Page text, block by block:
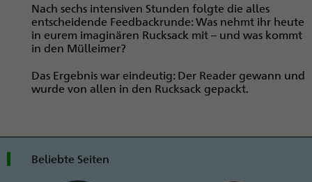
Nach sechs intensiven Stunden folgte die alles
entscheidende Feedbackrunde: Was nehmt ihr heute
in eurem imaginären Rucksack mit – und was kommt
in den Mülleimer?
Das Ergebnis war eindeutig: Der Reader gewann und
wurde von allen in den Rucksack gepackt.
Beliebte Seiten